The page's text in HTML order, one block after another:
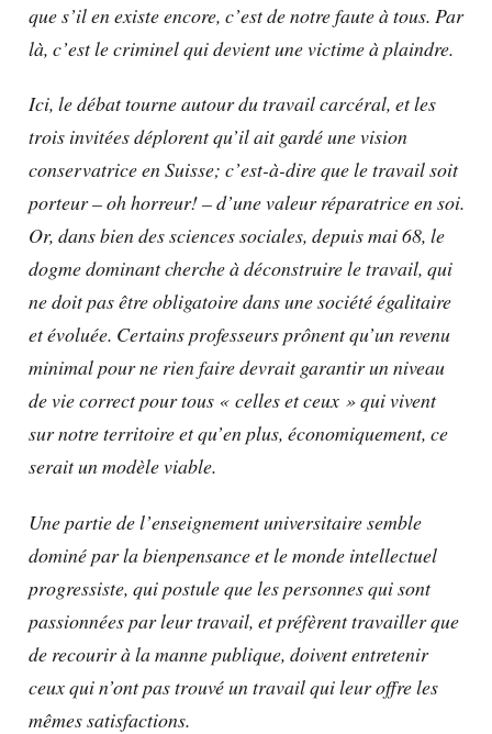
que s’il en existe encore, c’est de notre faute à tous. Par
là, c’est le criminel qui devient une victime à plaindre.
Ici, le débat tourne autour du travail carcéral, et les
trois invitées déplorent qu’il ait gardé une vision
conservatrice en Suisse; c’est-à-dire que le travail soit
porteur – oh horreur! – d’une valeur réparatrice en soi.
Or, dans bien des sciences sociales, depuis mai 68, le
dogme dominant cherche à déconstruire le travail, qui
ne doit pas être obligatoire dans une société égalitaire
et évoluée. Certains professeurs prônent qu’un revenu
minimal pour ne rien faire devrait garantir un niveau
de vie correct pour tous « celles et ceux » qui vivent
sur notre territoire et qu’en plus, économiquement, ce
serait un modèle viable.
Une partie de l’enseignement universitaire semble
dominé par la bienpensance et le monde intellectuel
progressiste, qui postule que les personnes qui sont
passionnées par leur travail, et préfèrent travailler que
de recourir à la mannepublique, doivent entretenir
ceux qui n’ont pas trouvé un travail qui leur offre les
mêmes satisfactions.